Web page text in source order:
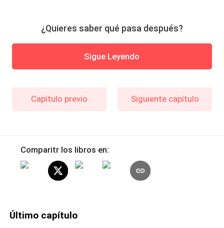
¿Quieres saber qué pasa después?
Sigue Leyendo
Capítulo previo Siguiente capítulo
Comparitr los libros en:
Último capítulo